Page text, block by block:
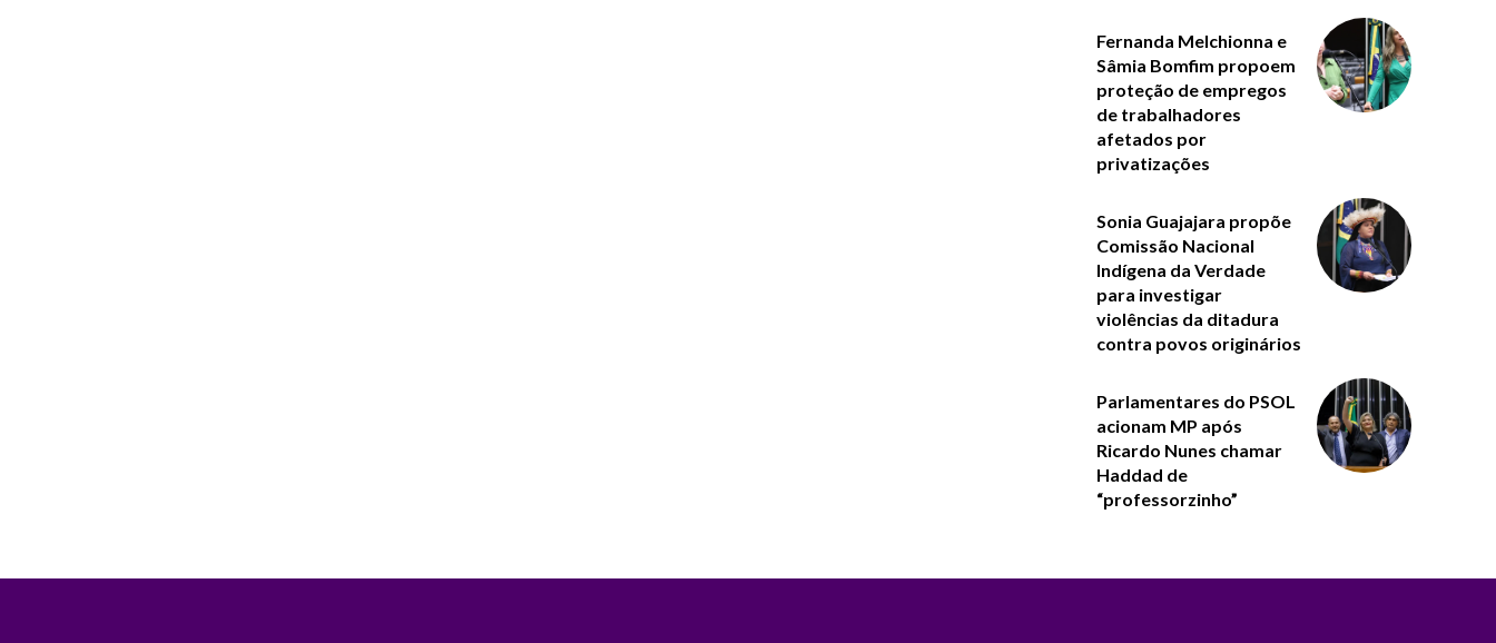
Fernanda Melchionna e
Sâmia Bomfim propoem
proteção de empregos
de trabalhadores
afetados por
privatizações
Sonia Guajajara propõe
Comissão Nacional
Indígena da Verdade
para investigar
violências da ditadura
contra povos originários
Parlamentares do PSOL
acionam MP após
Ricardo Nunes chamar
Haddad de
“professorzinho”